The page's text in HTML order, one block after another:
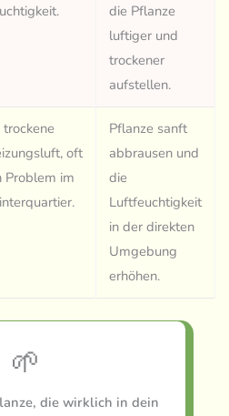
die Pflanze
luftiger und
trockener
aufstellen.
trockene
oft
Problem im
Pflanze sanft
abbrausen und
die
Luftfeuchtigkeit
in der direkten
Umgebung
erhöhen.
🌱
die wirklich in dein